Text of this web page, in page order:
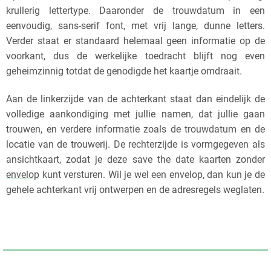
krullerig lettertype. Daaronder de trouwdatum in een
eenvoudig, sans-serif font, met vrij lange, dunne letters.
Verder staat er standaard helemaal geen informatie op de
voorkant, dus de werkelijke toedracht blijft nog even
geheimzinnig totdat de genodigde het kaartje omdraait.
Aan de linkerzijde van de achterkant staat dan eindelijk de
volledige aankondiging met jullie namen, dat jullie gaan
trouwen, en verdere informatie zoals de trouwdatum en de
locatie van de trouwerij. De rechterzijde is vormgegeven als
ansichtkaart, zodat je deze save the date kaarten zonder
envelop kunt versturen. Wil je wel een envelop, dan kun je de
gehele achterkant vrij ontwerpen en de adresregels weglaten.